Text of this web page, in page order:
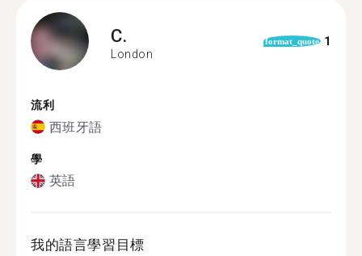
C.
London
format_quote 1
流利
西班牙語
學
英語
我的語言學習目標